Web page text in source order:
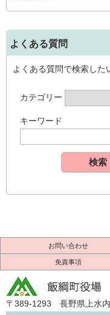
よくある質問
よくある質問で検索した
カテゴリー
キーワード
お問い合わせ
免責事項
〒389-1293 長野県上水